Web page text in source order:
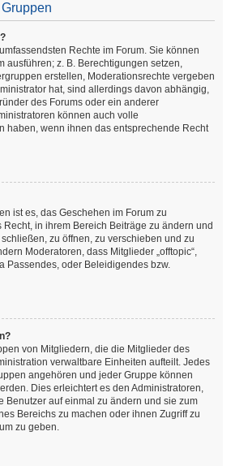
Rechte im Forum. Sie können
ausführen; z. B. Berechtigungen setzen,
erstellen, Moderationsrechte vergeben
hat, sind allerdings davon abhängig,
des Forums oder ein anderer
können auch volle
haben, wenn ihnen das entsprechende Recht
ist es, das Geschehen im Forum zu
in ihrem Bereich Beiträge zu ändern und
zu öffnen, zu verschieben und zu
Moderatoren, dass Mitglieder „offtopic“,
Passendes, oder Beleidigendes bzw.
von Mitgliedern, die die Mitglieder des
verwaltbare Einheiten aufteilt. Jedes
angehören und jeder Gruppe können
Dies erleichtert es den Administratoren,
Benutzer auf einmal zu ändern und sie zum
Bereichs zu machen oder ihnen Zugriff zu
zu geben.